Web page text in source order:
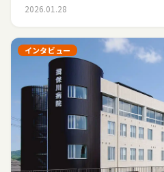
2026.01.28
インタビュー